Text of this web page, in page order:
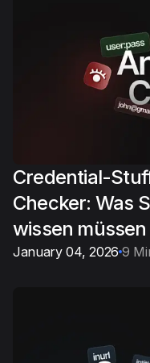
Credential-
Checker: Was
wissen müssen
January 04, 2026 9